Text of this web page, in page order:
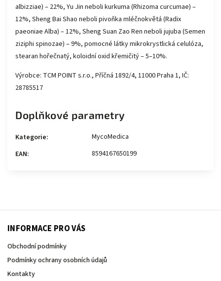
albizziae) – 22%, Yu Jin neboli kurkuma (Rhizoma curcumae) –
12%, Sheng Bai Shao neboli pivoňka mléčnokvětá (Radix
paeoniae Alba) – 12%, Sheng Suan Zao Ren neboli jujuba (Semen
ziziphi spinozae) – 9%, pomocné látky mikrokrystlická celulóza,
stearan hořečnatý, koloidní oxid křemičitý – 5–10%.
Výrobce: TCM POINT s.r.o., Příčná 1892/4, 11000 Praha 1, IČ:
28785517
Doplňkové parametry
Kategorie:
MycoMedica
EAN: 8594167650199
INFORMACE PRO VÁS
Obchodní podmínky
Podmínky ochrany osobních údajů
Kontakty